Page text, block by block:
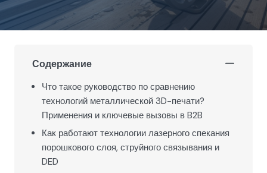
Содержание
Что такое руководство по сравнению
технологий металлической 3D-печати?
Применения и ключевые вызовы в B2B
Как работают технологии лазерного спекания
порошкового слоя, струйного связывания и
DED